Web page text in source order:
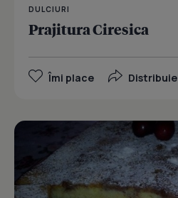
DULCIURI
Prajitura Ciresica
Îmi place Distribuie